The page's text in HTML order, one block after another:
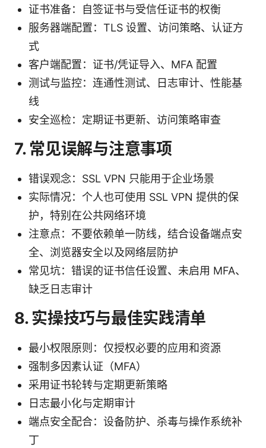
证书准备：自签证书与受信任证书的权衡
服务器端配置：TLS 设置、访问策略、认证方
式
客户端配置：证书/凭证导入、MFA 配置
测试与监控：连通性测试、日志审计、性能基
线
安全巡检：定期证书更新、访问策略审查
7. 常见误解与注意事项
错误观念：SSL VPN 只能用于企业场景
实际情况：个人也可使用 SSL VPN 提供的保
护，特别在公共网络环境
注意点：不要依赖单一防线，结合设备端点安
全、浏览器安全以及网络层防护
常见坑：错误的证书信任设置、未启用 MFA、
缺乏日志审计
8. 实操技巧与最佳实践清单
最小权限原则：仅授权必要的应用和资源
强制多因素认证（MFA）
采用证书轮转与定期更新策略
日志最小化与定期审计
端点安全配合：设备防护、杀毒与操作系统补
丁